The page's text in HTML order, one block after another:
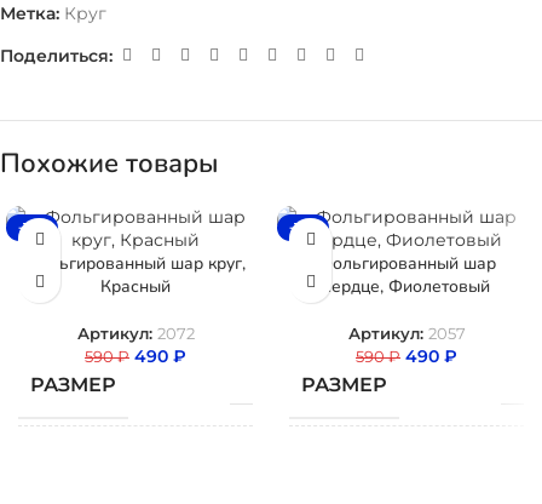
Метка: Круг
Поделиться:
Похожие товары
-17%
Фольгированный шар круг,
Красный
Артикул: 2072
590₽ 490 ₽
РАЗМЕР
-17%
Фольгированный шар
сердце, Фиолетовый
Артикул: 2057
590₽ 490 ₽
РАЗМЕР